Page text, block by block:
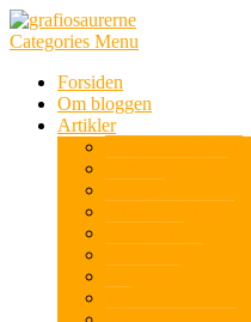
Categories Menu
Forsiden
Om bloggen
Artikler